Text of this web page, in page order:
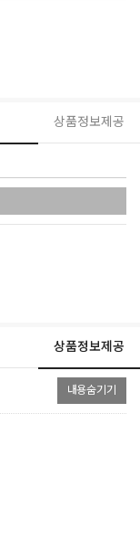
상품정보제공
상품정보제공
내용숨기기